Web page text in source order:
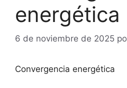
energética
6 de noviembre de 2025
Convergencia energética